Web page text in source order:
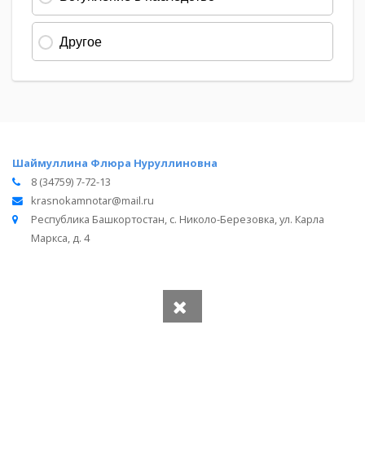
Шаймуллина Флюра Нуруллиновна
8 (34759) 7-72-13
krasnokamnotar@mail.ru
Республика Башкортостан, с. Николо-Березовка, ул. Карла
Маркса, д. 4